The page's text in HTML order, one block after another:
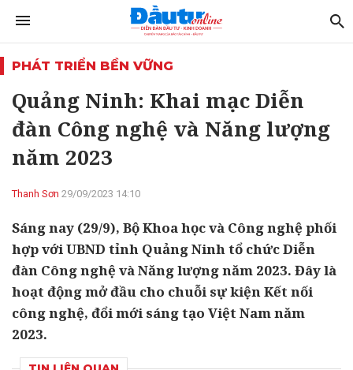
PHÁT TRIỂN BỀN VỮNG
Quảng Ninh: Khai mạc Diễn
đàn Công nghệ và Năng lượng
năm 2023
Thanh Sơn 29/09/2023 14:10
Sáng nay (29/9), Bộ Khoa học và Công nghệ phối
hợp với UBND tỉnh Quảng Ninh tổ chức Diễn
đàn Công nghệ và Năng lượng năm 2023. Đây là
hoạt động mở đầu cho chuỗi sự kiện Kết nối
công nghệ, đổi mới sáng tạo Việt Nam năm
2023.